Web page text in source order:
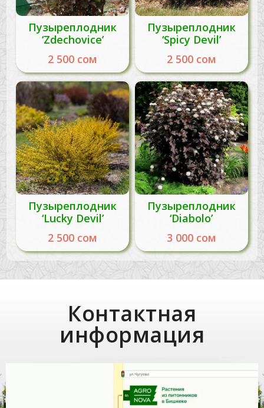
Пузыреплодник
‘Zdechovice’
2 500 сом
Пузыреплодник
‘Spicy Devil’
2 500 сом
Пузыреплодник
‘Lucky Devil’
2 500 сом
Пузыреплодник
‘Diabolo’
3 000 сом
Контактная
информация